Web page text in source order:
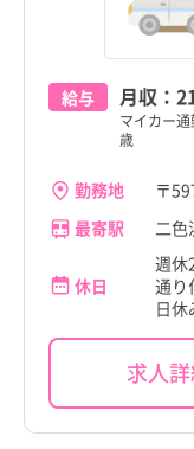
給与 月収：
マイカー
歳
勤務地
〒
最寄駅
二色
休日
週
通り
日休
求人